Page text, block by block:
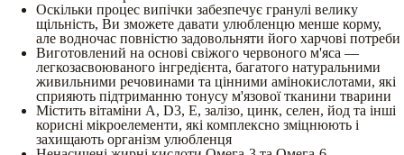
Оскільки процес випічки забезпечує гранулі велику
щільність, Ви зможете давати улюбленцю менше корму,
але водночас повністю задовольняти його харчові потреби
Виготовлений на основі свіжого червоного м'яса —
легкозасвоюваного інгредієнта, багатого натуральними
живильними речовинами та цінними амінокислотами, які
сприяють підтриманню тонусу м'язової тканини тварини
Містить вітаміни А, D3, Е, залізо, цинк, селен, йод та інші
корисні мікроелементи, які комплексно зміцнюють і
захищають організм улюбленця